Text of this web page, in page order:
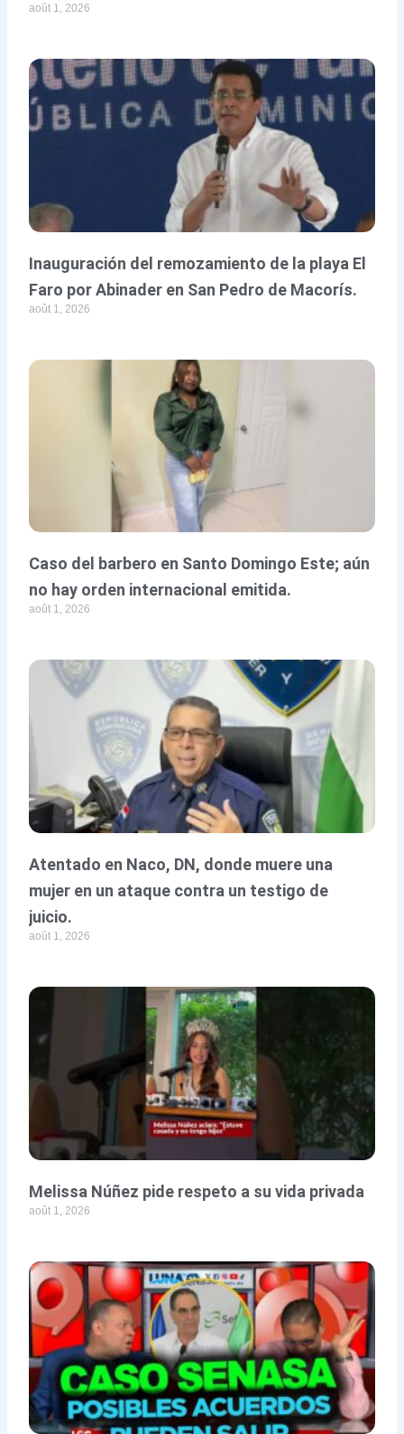
août 1, 2026
Inauguración del remozamiento de la playa El
Faro por Abinader en San Pedro de Macorís.
août 1, 2026
Caso del barbero en Santo Domingo Este; aún
no hay orden internacional emitida.
août 1, 2026
Atentado en Naco, DN, donde muere una
mujer en un ataque contra un testigo de
juicio.
août 1, 2026
Melissa Núñez pide respeto a su vida privada
août 1, 2026